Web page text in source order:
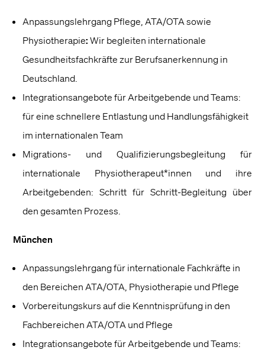
Anpassungslehrgang Pflege, ATA/OTA sowie
Physiotherapie: Wir begleiten internationale
Gesundheitsfachkräfte zur Berufsanerkennung in
Deutschland.
Integrationsangebote für Arbeitgebende und Teams:
für eine schnellere Entlastung und Handlungsfähigkeit
im internationalen Team
Migrations- und Qualifizierungsbegleitung für
internationale Physiotherapeut*innen und ihre
Arbeitgebenden: Schritt für Schritt-Begleitung über
den gesamten Prozess.
München
Anpassungslehrgang für internationale Fachkräfte in
den Bereichen ATA/OTA, Physiotherapie und Pflege
Vorbereitungskurs auf die Kenntnisprüfung in den
Fachbereichen ATA/OTA und Pflege
Integrationsangebote für Arbeitgebende und Teams: